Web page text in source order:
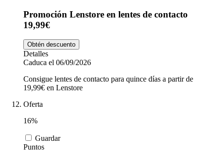
Promoción Lenstore en lentes de contacto
19,99€
Obtén descuento
Detalles
Caduca el 06/09/2026
Consigue lentes de contacto para quince días a partir de
19,99€ en Lenstore
Oferta
16%
Guardar
Puntos